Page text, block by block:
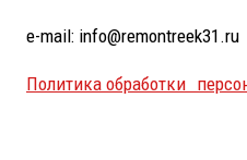
e-mail: info@remontreek31.ru
Политика обработки